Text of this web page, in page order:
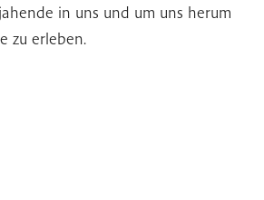
in uns und um uns herum
zu erleben.